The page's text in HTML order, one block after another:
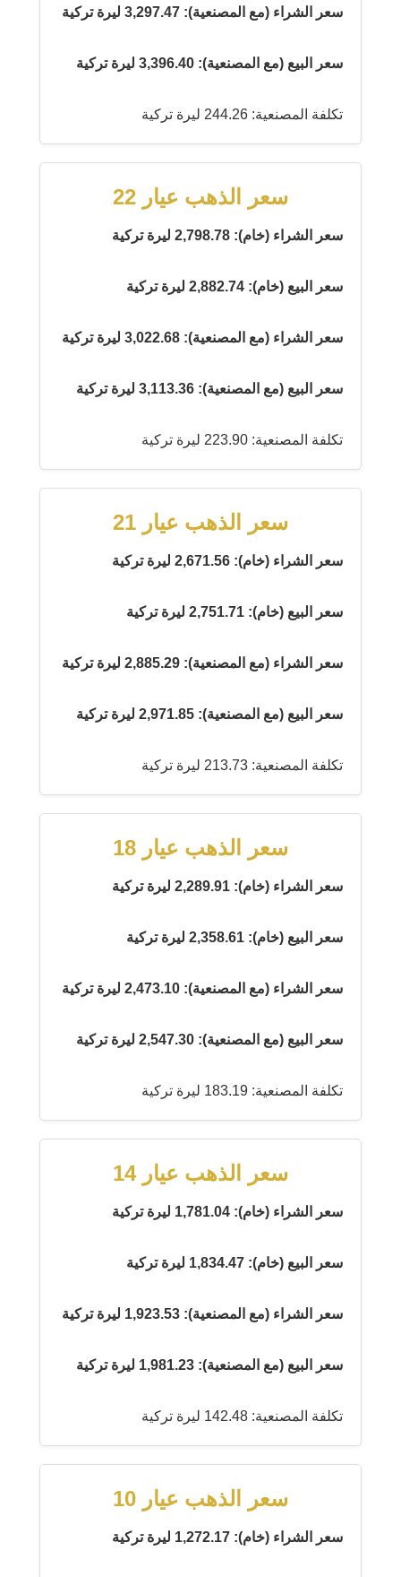
سعر الشراء (مع المصنعية): 3,297.47 ليرة تركية
سعر البيع (مع المصنعية): 3,396.40 ليرة تركية
تكلفة المصنعية: 244.26 ليرة تركية
سعر الذهب عيار 22
سعر الشراء (خام): 2,798.78 ليرة تركية
سعر البيع (خام): 2,882.74 ليرة تركية
سعر الشراء (مع المصنعية): 3,022.68 ليرة تركية
سعر البيع (مع المصنعية): 3,113.36 ليرة تركية
تكلفة المصنعية: 223.90 ليرة تركية
سعر الذهب عيار 21
سعر الشراء (خام): 2,671.56 ليرة تركية
سعر البيع (خام): 2,751.71 ليرة تركية
سعر الشراء (مع المصنعية): 2,885.29 ليرة تركية
سعر البيع (مع المصنعية): 2,971.85 ليرة تركية
تكلفة المصنعية: 213.73 ليرة تركية
سعر الذهب عيار 18
سعر الشراء (خام): 2,289.91 ليرة تركية
سعر البيع (خام): 2,358.61 ليرة تركية
سعر الشراء (مع المصنعية): 2,473.10 ليرة تركية
سعر البيع (مع المصنعية): 2,547.30 ليرة تركية
تكلفة المصنعية: 183.19 ليرة تركية
سعر الذهب عيار 14
سعر الشراء (خام): 1,781.04 ليرة تركية
سعر البيع (خام): 1,834.47 ليرة تركية
سعر الشراء (مع المصنعية): 1,923.53 ليرة تركية
سعر البيع (مع المصنعية): 1,981.23 ليرة تركية
تكلفة المصنعية: 142.48 ليرة تركية
سعر الذهب عيار 10
سعر الشراء (خام): 1,272.17 ليرة تركية